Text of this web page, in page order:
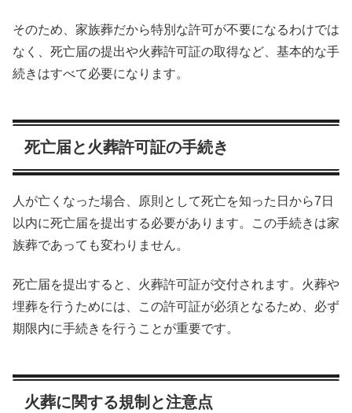
そのため、家族葬だから特別な許可が不要になるわけでは
なく、死亡届の提出や火葬許可証の取得など、基本的な手
続きはすべて必要になります。
死亡届と火葬許可証の手続き
人が亡くなった場合、原則として死亡を知った日から7日
以内に死亡届を提出する必要があります。この手続きは家
族葬であっても変わりません。
死亡届を提出すると、火葬許可証が交付されます。火葬や
埋葬を行うためには、この許可証が必須となるため、必ず
期限内に手続きを行うことが重要です。
火葬に関する規制と注意点